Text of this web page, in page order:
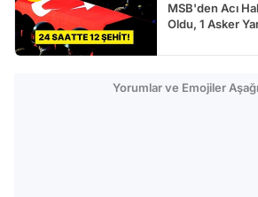
MSB'den Acı
Oldu, 1 Asker
Yorumlar ve Emojiler